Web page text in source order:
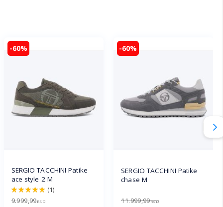
-60%
SERGIO TACCHINI Patike
ace style 2 M
100%
(1)
9.999,99RSD
-60%
SERGIO TACCHINI Patike
chase M
11.999,99RSD